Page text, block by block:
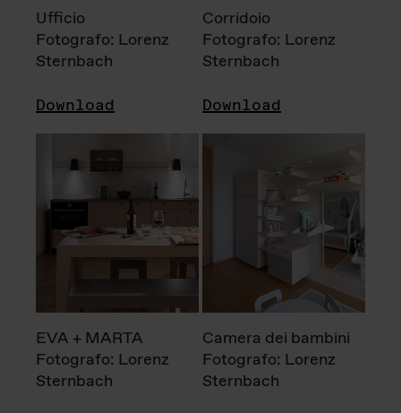
Ufficio
Fotografo: Lorenz
Sternbach
Download
Corridoio
Fotografo: Lorenz
Sternbach
Download
EVA + MARTA
Fotografo: Lorenz
Sternbach
Camera dei bambini
Fotografo: Lorenz
Sternbach